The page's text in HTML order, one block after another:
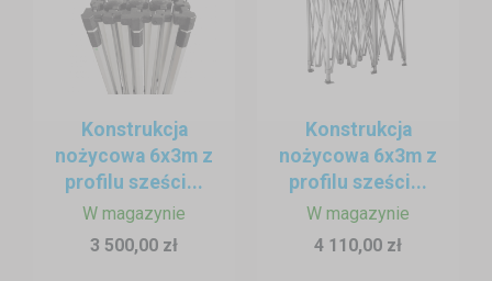
Konstrukcja
nożycowa 6x3m z
profilu sześci...
W magazynie
3 500,00 zł
Konstrukcja
nożycowa 6x3m z
profilu sześci...
W magazynie
4 110,00 zł